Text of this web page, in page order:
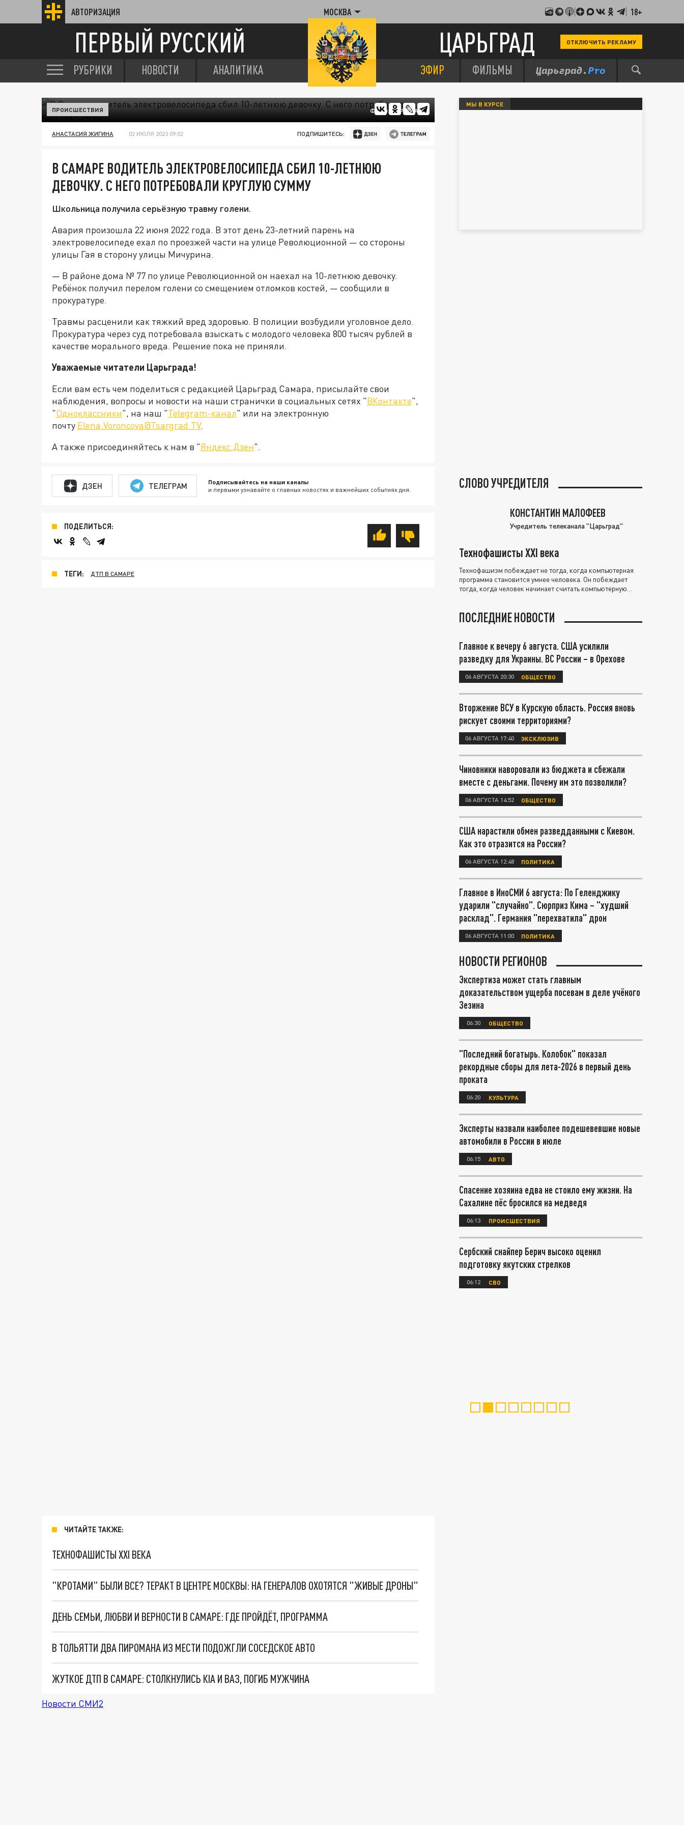
АВТОРИЗАЦИЯ МОСКВА 18+
ПЕРВЫЙ РУССКИЙ ЦАРЬГРАД ОТКЛЮЧИТЬ РЕКЛАМУ
РУБРИКИ НОВОСТИ АНАЛИТИКА ЭФИР ФИЛЬМЫ
ФОТО: ЦАРЬГРАД.
ПРОИСШЕСТВИЯ
АНАСТАСИЯ ЖИГИНА 02 ИЮЛЯ 2023 09:02 ПОДПИШИТЕСЬ:
В САМАРЕ ВОДИТЕЛЬ ЭЛЕКТРОВЕЛОСИПЕДА СБИЛ 10-ЛЕТНЮЮ
ДЕВОЧКУ. С НЕГО ПОТРЕБОВАЛИ КРУГЛУЮ СУММУ
Школьница получила серьёзную травму голени.
Авария произошла 22 июня 2022 года. В этот день 23-летний парень на
электровелосипеде ехал по проезжей части на улице Революционной — со стороны
улицы Гая в сторону улицы Мичурина.
— В районе дома № 77 по улице Революционной он наехал на 10-летнюю девочку.
Ребёнок получил перелом голени со смещением отломков костей, — сообщили в
прокуратуре.
Травмы расценили как тяжкий вред здоровью. В полиции возбудили уголовное дело.
Прокуратура через суд потребовала взыскать с молодого человека 800 тысяч рублей в
качестве морального вреда. Решение пока не приняли.
Уважаемые читатели Царьграда!
Если вам есть чем поделиться с редакцией Царьград Самара, присылайте свои
наблюдения, вопросы и новости на наши странички в социальных сетях "ВКонтакте",
"Одноклассники", на наш "Telegram-канал" или на электронную
почту Elena.Voroncova@Tsargrad.TV.
А также присоединяйтесь к нам в "Яндекс.Дзен".
ДЗЕН ТЕЛЕГРАМ Подписывайтесь на наши каналы
и первыми узнавайте о главных новостях и важнейших событиях дня.
ПОДЕЛИТЬСЯ:
ТЕГИ: ДТП В САМАРЕ
ЧИТАЙТЕ ТАКЖЕ:
ТЕХНОФАШИСТЫ XXI ВЕКА
"КРОТАМИ" БЫЛИ ВСЕ? ТЕРАКТ В ЦЕНТРЕ МОСКВЫ: НА ГЕНЕРАЛОВ ОХОТЯТСЯ "ЖИВЫЕ ДРОНЫ"
ДЕНЬ СЕМЬИ, ЛЮБВИ И ВЕРНОСТИ В САМАРЕ: ГДЕ ПРОЙДЁТ, ПРОГРАММА
В ТОЛЬЯТТИ ДВА ПИРОМАНА ИЗ МЕСТИ ПОДОЖГЛИ СОСЕДСКОЕ АВТО
ЖУТКОЕ ДТП В САМАРЕ: СТОЛКНУЛИСЬ КIA И ВАЗ, ПОГИБ МУЖЧИНА
Новости СМИ2
МЫ В КУРСЕ
СЛОВО УЧРЕДИТЕЛЯ
КОНСТАНТИН МАЛОФЕЕВ
Учредитель телеканала "Царьград"
Технофашисты XXI века
Технофашизм побеждает не тогда, когда компьютерная
программа становится умнее человека. Он побеждает
тогда, когда человек начинает считать компьютерную
ПОСЛЕДНИЕ НОВОСТИ
Главное к вечеру 6 августа. США усилили
разведку для Украины. ВС России – в Орехове
06 АВГУСТА 20:30 ОБЩЕСТВО
Вторжение ВСУ в Курскую область. Россия вновь
рискует своими территориями?
06 АВГУСТА 17:40 ЭКСКЛЮЗИВ
Чиновники наворовали из бюджета и сбежали
вместе с деньгами. Почему им это позволили?
06 АВГУСТА 14:52 ОБЩЕСТВО
США нарастили обмен разведданными с Киевом.
Как это отразится на России?
06 АВГУСТА 12:48 ПОЛИТИКА
Главное в ИноСМИ 6 августа: По Геленджику
ударили "случайно". Сюрприз Кима – "худший
расклад". Германия "перехватила" дрон
06 АВГУСТА 11:00 ПОЛИТИКА
НОВОСТИ РЕГИОНОВ
Экспертиза может стать главным
доказательством ущерба посевам в деле учёного
Зезина
06:30 ОБЩЕСТВО
"Последний богатырь. Колобок" показал
рекордные сборы для лета-2026 в первый день
проката
06:20 КУЛЬТУРА
Эксперты назвали наиболее подешевевшие новые
автомобили в России в июле
06:15 АВТО
Спасение хозяина едва не стоило ему жизни. На
Сахалине пёс бросился на медведя
06:13 ПРОИСШЕСТВИЯ
Сербский снайпер Берич высоко оценил
подготовку якутских стрелков
06:12 СВО